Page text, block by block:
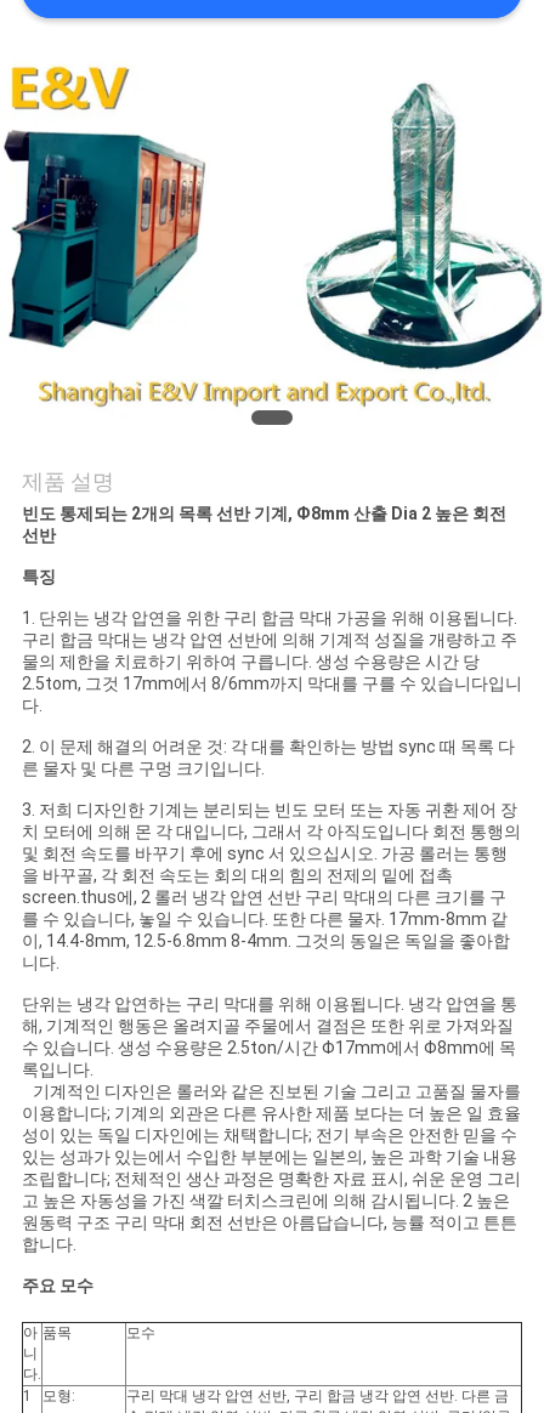
질
관
리
문
의
소
식
조
회
를
요
청
하
다
사
이
트
맵
PRIVACY
POLICY
제품 설명
빈도 통제되는 2개의 목록 선반 기계, Ф8mm 산출 Dia 2 높은 회전
선반
특징
1. 단위는 냉각 압연을 위한 구리 합금 막대 가공을 위해 이용됩니다.
구리 합금 막대는 냉각 압연 선반에 의해 기계적 성질을 개량하고 주
물의 제한을 치료하기 위하여 구릅니다. 생성 수용량은 시간 당
2.5tom, 그것 17mm에서 8/6mm까지 막대를 구를 수 있습니다입니
다.
2. 이 문제 해결의 어려운 것: 각 대를 확인하는 방법 sync 때 목록 다
른 물자 및 다른 구멍 크기입니다.
3. 저희 디자인한 기계는 분리되는 빈도 모터 또는 자동 귀환 제어 장
치 모터에 의해 몬 각 대입니다, 그래서 각 아직도입니다 회전 통행의
및 회전 속도를 바꾸기 후에 sync 서 있으십시오. 가공 롤러는 통행
을 바꾸골, 각 회전 속도는 회의 대의 힘의 전제의 밑에 접촉
screen.thus에, 2 롤러 냉각 압연 선반 구리 막대의 다른 크기를 구
를 수 있습니다, 놓일 수 있습니다. 또한 다른 물자. 17mm-8mm 같
이, 14.4-8mm, 12.5-6.8mm 8-4mm. 그것의 동일은 독일을 좋아합
니다.
단위는 냉각 압연하는 구리 막대를 위해 이용됩니다. 냉각 압연을 통
해, 기계적인 행동은 올려지골 주물에서 결점은 또한 위로 가져와질
수 있습니다. 생성 수용량은 2.5ton/시간 Φ17mm에서 Φ8mm에 목
록입니다.
기계적인 디자인은 롤러와 같은 진보된 기술 그리고 고품질 물자를
이용합니다; 기계의 외관은 다른 유사한 제품 보다는 더 높은 일 효율
성이 있는 독일 디자인에는 채택합니다; 전기 부속은 안전한 믿을 수
있는 성과가 있는에서 수입한 부분에는 일본의, 높은 과학 기술 내용
조립합니다; 전체적인 생산 과정은 명확한 자료 표시, 쉬운 운영 그리
고 높은 자동성을 가진 색깔 터치스크린에 의해 감시됩니다. 2 높은
원동력 구조 구리 막대 회전 선반은 아름답습니다, 능률 적이고 튼튼
합니다.
주요 모수
아
니
다.
품목 모수
1 모형:
구리 막대 냉각 압연 선반, 구리 합금 냉각 압연 선반. 다른 금